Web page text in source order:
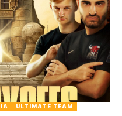
ULTIMATE TEAM